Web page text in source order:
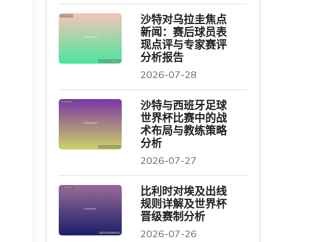
沙特对乌拉圭焦点
新闻：赛后球员表
现点评与专家赛评
分析报告
2026-07-28
沙特与西班牙足球
世界杯比赛中的战
术布局与教练策略
分析
2026-07-27
比利时对埃及出线
规则详解及世界杯
晋级赛制分析
2026-07-26